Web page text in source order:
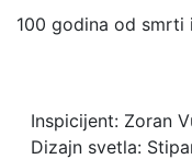
100 godina od smrti
Inspicijent: Zoran
Dizajn svetla: